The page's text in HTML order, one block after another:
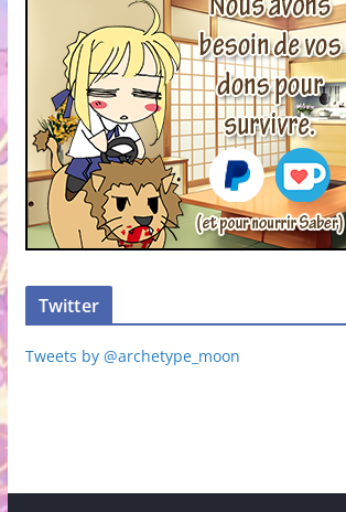
Twitter
Tweets by @archetype_moon